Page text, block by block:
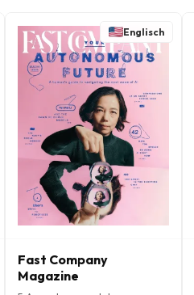
Englisch
Fast Company
Magazine